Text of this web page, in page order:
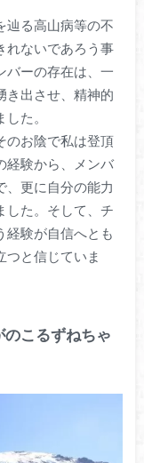
辿る高山病等の不
れないであろう事
バーの存在は、一
き出させ、精神的
た。
のお陰で私は登頂
経験から、メンバ
、更に自分の能力
した。そして、チ
経験が自信へとも
つと信じていま
のこるずねちゃ